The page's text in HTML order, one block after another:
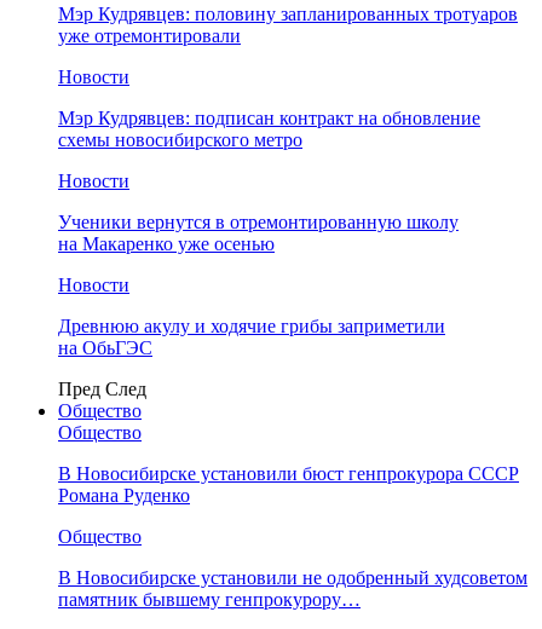
Мэр Кудрявцев: половину запланированных тротуаров
уже отремонтировали
Новости
Мэр Кудрявцев: подписан контракт на обновление
схемы новосибирского метро
Новости
Ученики вернутся в отремонтированную школу
на Макаренко уже осенью
Новости
Древнюю акулу и ходячие грибы заприметили
на ОбьГЭС
Пред След
Общество
Общество
В Новосибирске установили бюст генпрокурора СССР
Романа Руденко
Общество
В Новосибирске установили не одобренный худсоветом
памятник бывшему генпрокурору…